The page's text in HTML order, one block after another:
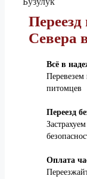
Переезд
Севера
Всё в
питомцев
Переезд
Оплата